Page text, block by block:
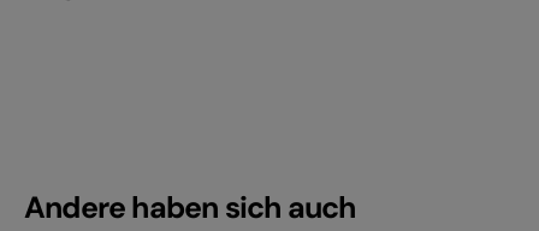
Andere haben sich auch